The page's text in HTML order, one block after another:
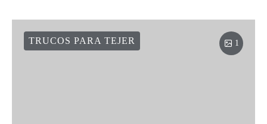
1
TRUCOS PARA TEJER